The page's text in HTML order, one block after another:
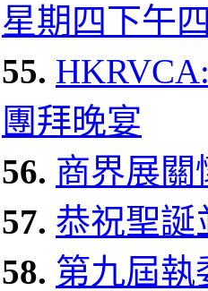
星期四下午
55.
團拜晚宴
56. 商界展關
57. 恭祝聖誕
58. 第九屆執